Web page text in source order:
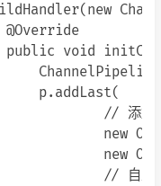
@Override
void
p.addLast(
// 添加
new
new
// 自定